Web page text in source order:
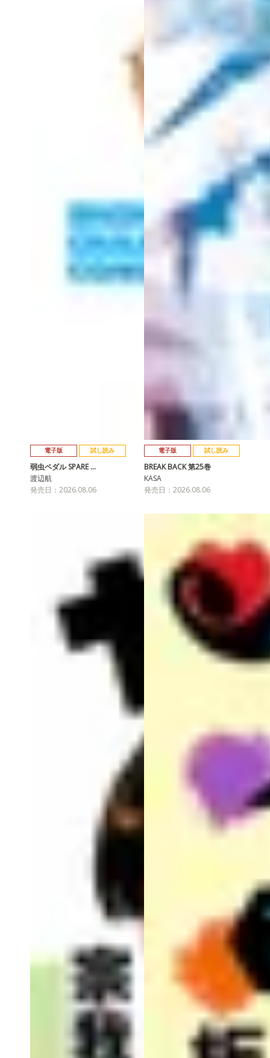
電子版 試し読み
弱虫ペダル SPARE …
渡辺航
発売日：2026.08.06
電子版 試し読み
BREAK BACK 第25巻
KASA
発売日：2026.08.06